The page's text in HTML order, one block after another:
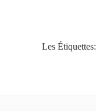
Les Étiquettes: